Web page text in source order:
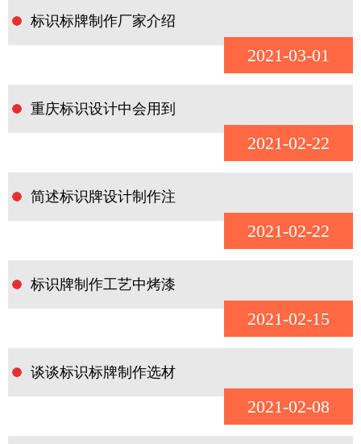
标识标牌制作厂家介绍
2021-03-01
重庆标识设计中会用到
2021-02-22
简述标识牌设计制作注
2021-02-22
标识牌制作工艺中烤漆
2021-02-15
谈谈标识标牌制作选材
2021-02-08